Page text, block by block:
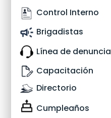
Control Interno
Brigadistas
Línea de denuncia
Capacitación
Directorio
Cumpleaños